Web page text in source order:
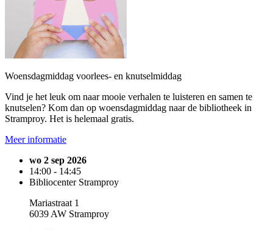
Woensdagmiddag voorlees- en knutselmiddag
Vind je het leuk om naar mooie verhalen te luisteren en samen te
knutselen? Kom dan op woensdagmiddag naar de bibliotheek in
Stramproy. Het is helemaal gratis.
Meer informatie
wo 2 sep 2026
14:00 - 14:45
Bibliocenter Stramproy
Mariastraat 1
6039 AW Stramproy